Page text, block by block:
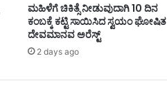
ಮಹಿಳೆಗೆ ಚಿಕಿತ್ಸೆ ನೀಡುವುದಾಗಿ 10 ದಿನ
ಕಂಬಕ್ಕೆ ಕಟ್ಟಿ ಸಾಯಿಸಿದ ಸ್ವಯಂ ಘೋಷಿತ
ದೇವಮಾನವ ಅರೆಸ್ಟ್
2 days ago